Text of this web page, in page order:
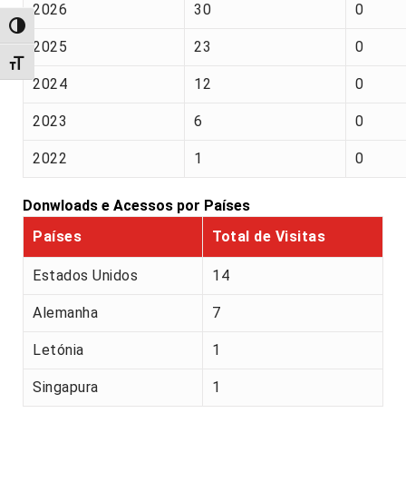
Alternar alto contraste
Alternar tamanho da fonte
2026 30 0
2025 23 0
2024 12 0
2023 6 0
2022 1 0
Donwloads e Acessos por Países
Países
Total de Visitas
Estados Unidos 14
Alemanha 7
Letónia 1
Singapura 1